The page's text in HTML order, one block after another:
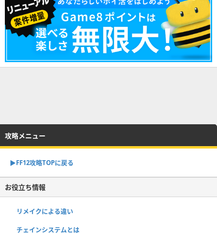
攻略メニュー
▶︎FF12攻略TOPに戻る
お役立ち情報
リメイクによる違い
チェインシステムとは